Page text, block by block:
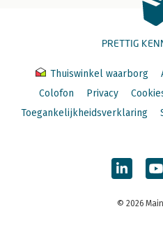
PRETTIG
Thuiswinkel waarborg
Colofon
Privacy
Toegankelijkheidsverklaring
© 2026